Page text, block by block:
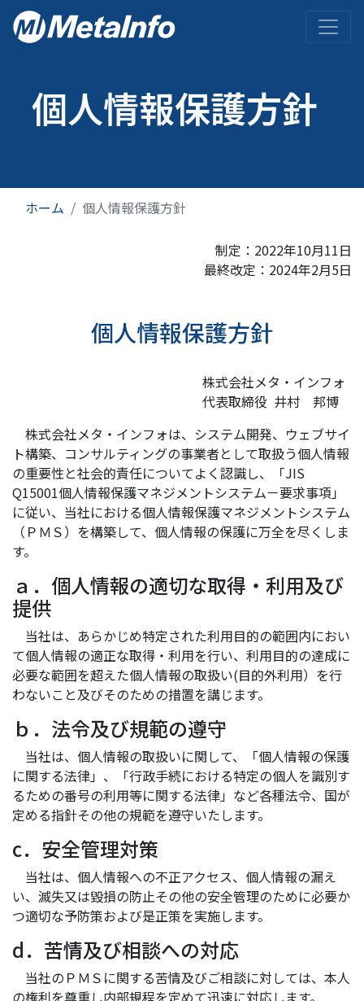
移
個人情報保護方針
ホーム 個人情報保護方針
制定：2022年10月11日
最終改定：2024年2月5日
個人情報保護方針
株式会社メタ・インフォ
代表取締役 井村 邦博
株式会社メタ・インフォは、システム開発、ウェブサイ
ト構築、コンサルティングの事業者として取扱う個人情報
の重要性と社会的責任についてよく認識し、「JIS
Q15001個人情報保護マネジメントシステム－要求事項」
に従い、当社における個人情報保護マネジメントシステム
（ＰＭＳ）を構築して、個人情報の保護に万全を尽くしま
す。
ａ．個人情報の適切な取得・利用及び
提供
当社は、あらかじめ特定された利用目的の範囲内におい
て個人情報の適正な取得・利用を行い、利用目的の達成に
必要な範囲を超えた個人情報の取扱い(目的外利用）を行
わないこと及びそのための措置を講じます。
ｂ．法令及び規範の遵守
当社は、個人情報の取扱いに関して、「個人情報の保護
に関する法律」、「行政手続における特定の個人を識別す
るための番号の利用等に関する法律」など各種法令、国が
定める指針その他の規範を遵守いたします。
c．安全管理対策
当社は、個人情報への不正アクセス、個人情報の漏え
い、滅失又は毀損の防止その他の安全管理のために必要か
つ適切な予防策および是正策を実施します。
d．苦情及び相談への対応
当社のＰＭＳに関する苦情及びご相談に対しては、本人
の権利を尊重し内部規程を定めて迅速に対応します。